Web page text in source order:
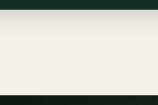
классических панелей,